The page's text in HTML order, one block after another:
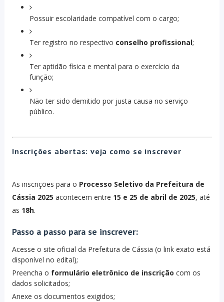
Possuir escolaridade compatível com o cargo;
Ter registro no respectivo conselho profissional;
Ter aptidão física e mental para o exercício da
função;
Não ter sido demitido por justa causa no serviço
público.
Inscrições abertas: veja como se inscrever
As inscrições para o Processo Seletivo da Prefeitura de
Cássia 2025 acontecem entre 15 e 25 de abril de 2025, até
as 18h.
Passo a passo para se inscrever:
Acesse o site oficial da Prefeitura de Cássia (o link exato está
disponível no edital);
Preencha o formulário eletrônico de inscrição com os
dados solicitados;
Anexe os documentos exigidos;